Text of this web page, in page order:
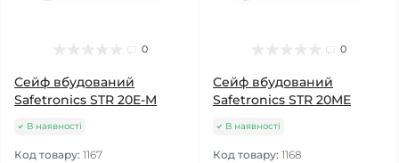
0
Сейф вбудований
Safetronics STR 20E-M
В наявності
Код товару: 1167
0
Сейф вбудований
Safetronics STR 20ME
В наявності
Код товару: 1168